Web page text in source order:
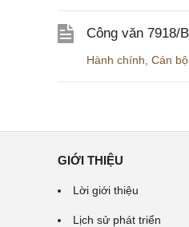
Công văn 7918/
Hành chính Cán
GIỚI THIỆU
Lời giới thiệu
Lịch sử phát triển